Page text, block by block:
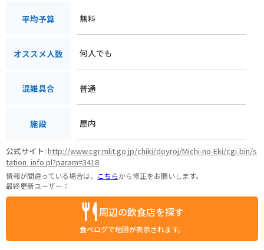
平均予算 無料
オススメ人数 何人でも
混雑具合 普通
施設 屋内
公式サイト:http://www.cgr.mlit.go.jp/chiki/doyroj/Michi-no-Eki/cgi-bin/s
tation_info.pl?param=3418
情報が間違っている場合は、 こちらから修正をお願いします。
最終更新ユーザー：
周辺の飲食店を探す
食べログで地図が表示されます。